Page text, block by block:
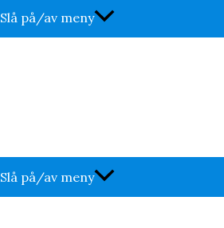
Slå på/av meny
Slå på/av meny